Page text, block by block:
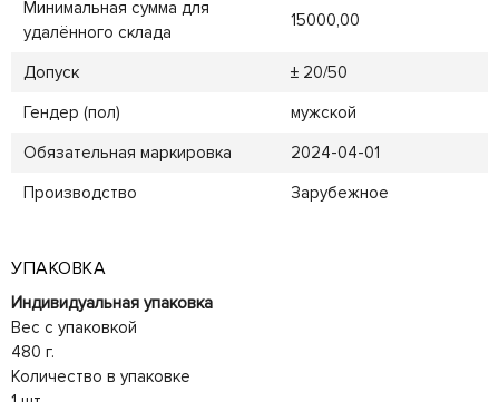
Минимальная сумма для
удалённого склада
15000,00
Допуск
± 20/50
Гендер (пол)
мужской
Обязательная маркировка
2024-04-01
Производство
Зарубежное
УПАКОВКА
Индивидуальная упаковка
Вес с упаковкой
480 г.
Количество в упаковке